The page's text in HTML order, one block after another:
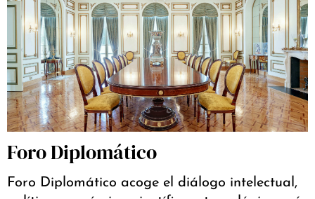
Foro Diplomático
Foro Diplomático acoge el diálogo intelectual,